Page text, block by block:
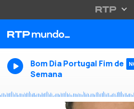
Bom Dia Portugal Fim de
Semana